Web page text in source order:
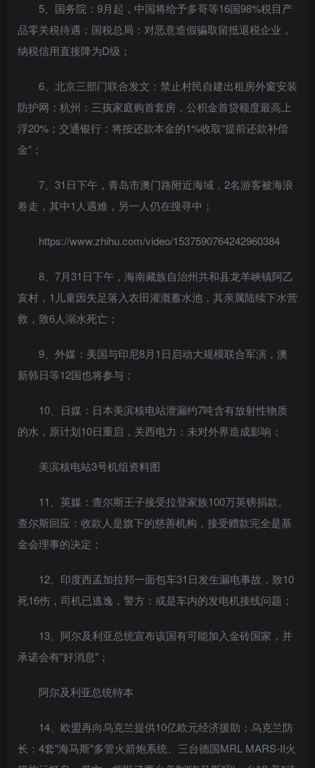
5、国务院：9月起，中国将给予多哥等16国98%税目产
品零关税待遇；国税总局：对恶意造假骗取留抵退税企业，
纳税信用直接降为D级；
6、北京三部门联合发文：禁止村民自建出租房外窗安装
防护网；杭州：三孩家庭购首套房，公积金首贷额度最高上
浮20%；交通银行：将按还款本金的1%收取“提前还款补偿
金”；
7、31日下午，青岛市澳门路附近海域，2名游客被海浪
卷走，其中1人遇难，另一人仍在搜寻中；
https://www.zhihu.com/video/1537590764242960384
8、7月31日下午，海南藏族自治州共和县龙羊峡镇阿乙
亥村，1儿童因失足落入农田灌溉蓄水池，其亲属陆续下水营
救，致6人溺水死亡；
9、外媒：美国与印尼8月1日启动大规模联合军演，澳
新韩日等12国也将参与；
10、日媒：日本美滨核电站泄漏约7吨含有放射性物质
的水，原计划10日重启，关西电力：未对外界造成影响；
美滨核电站3号机组资料图
11、英媒：查尔斯王子接受拉登家族100万英镑捐款。
查尔斯回应：收款人是旗下的慈善机构，接受赠款完全是基
金会理事的决定；
12、印度西孟加拉邦一面包车31日发生漏电事故，致10
死16伤，司机已逃逸，警方：或是车内的发电机接线问题；
13、阿尔及利亚总统宣布该国有可能加入金砖国家，并
承诺会有"好消息"；
阿尔及利亚总统特本
14、欧盟再向乌克兰提供10亿欧元经济援助；乌克兰防
长：4套"海马斯"多管火箭炮系统、三台德国MRL MARS-II火